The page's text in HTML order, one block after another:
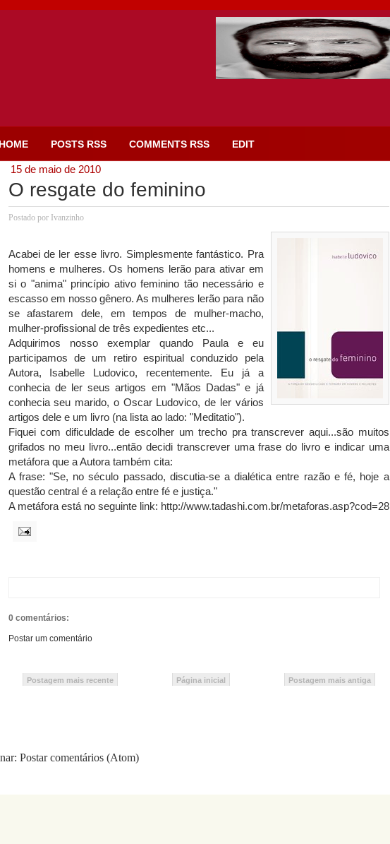
HOME POSTS RSS COMMENTS RSS EDIT
15 de maio de 2010
O resgate do feminino
Postado por Ivanzinho
Acabei de ler esse livro. Simplesmente fantástico. Pra
homens e mulheres. Os homens lerão para ativar em
si o "anima" princípio ativo feminino tão necessário e
escasso em nosso gênero. As mulheres lerão para não
se afastarem dele, em tempos de mulher-macho,
mulher-profissional de três expedientes etc...
Adquirimos nosso exemplar quando Paula e eu
participamos de um retiro espiritual conduzido pela
Autora, Isabelle Ludovico, recentemente. Eu já a
conhecia de ler seus artigos em "Mãos Dadas" e já
conhecia seu marido, o Oscar Ludovico, de ler vários
artigos dele e um livro (na lista ao lado: "Meditatio").
Fiquei com dificuldade de escolher um trecho pra transcrever aqui...são muitos
grifados no meu livro...então decidi transcrever uma frase do livro e indicar uma
metáfora que a Autora também cita:
A frase: "Se, no século passado, discutia-se a dialética entre razão e fé, hoje a
questão central é a relação entre fé e justiça."
A metáfora está no seguinte link: http://www.tadashi.com.br/metaforas.asp?cod=28
0 comentários:
Postar um comentário
Postagem mais recente Postagem mais antiga
Página inicial
Postar comentários (Atom)